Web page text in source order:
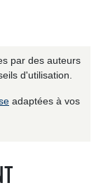
par des auteurs
d'utilisation.
adaptées à vos